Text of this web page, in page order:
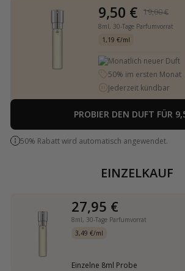
9,50 € 19,00 €
8ml, 30-Tage Parfumvorrat
1,19 €/ml
Monatlich neuer Duft
50% im ersten Monat
Jederzeit kündbar
PROBIER DEN DUFT FÜR
50% Rabatt wird automatisch angewendet.
EINZELKAUF
27,95 €
8ml, 30-Tage Parfumvorrat
3,49 €/ml
Einzelne 8ml Probe